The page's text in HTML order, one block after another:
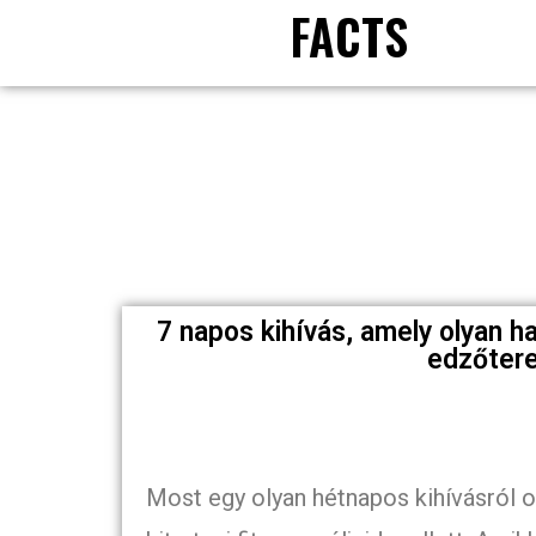
FACTS
7 napos kihívás, amely olyan
Most egy olyan hétnapos kihívásról